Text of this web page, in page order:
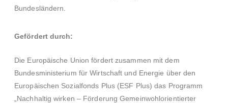
Bundesländern.
Gefördert durch:
Die Europäische Union fördert zusammen mit dem
Bundesministerium für Wirtschaft und Energie über den
Europäischen Sozialfonds Plus (ESF Plus) das Programm
„Nachhaltig wirken – Förderung Gemeinwohlorientierter